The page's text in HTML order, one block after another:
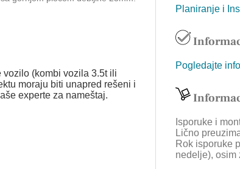
vozilo (kombi vozila 3.5t ili
moraju biti unapred rešeni i
experte za nameštaj.
Planiranje i
Pogledajte
Isporuke i
Lično
Rok isporuke
nedelje), osim